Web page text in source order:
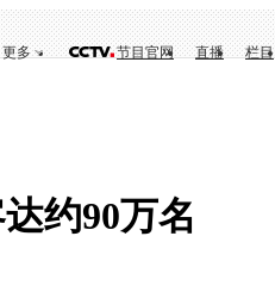
更多 节目官网 直播 栏目
约90万名